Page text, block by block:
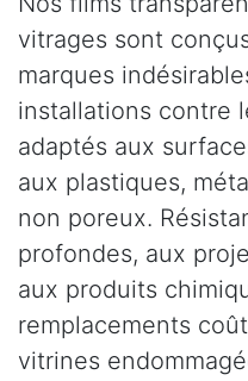
vitrages sont
marques
installations contre
adaptés aux
aux plastiques,
non poreux.
profondes, aux
aux produits
remplacements
vitrines